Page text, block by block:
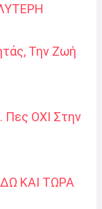
Την Ζωή
ΟΧΙ Στην
ΚΑΙ ΤΩΡΑ